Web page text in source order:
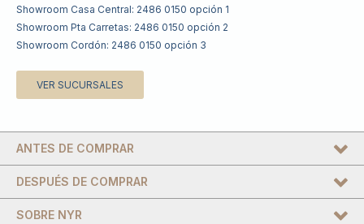
Showroom Casa Central: 2486 0150 opción 1
Showroom Pta Carretas: 2486 0150 opción 2
Showroom Cordón: 2486 0150 opción 3
VER SUCURSALES
DESPUÉS DE COMPRAR
SOBRE NYR
ANTES DE COMPRAR